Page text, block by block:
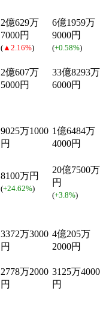
2億629万
7000円
( ▲2.16%)
6億1959万
9000円
(+0.58%)
2億607万
5000円
33億8293万
6000円
9025万1000
円
1億6484万
4000円
8100万円
(+24.62%)
20億7500万
円
(+3.8%)
3372万3000
円
4億205万
2000円
2778万2000
円
3125万4000
円